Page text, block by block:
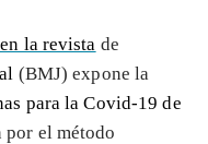
la revista de
(BMJ) expone la
para la Covid-19 de
por el método